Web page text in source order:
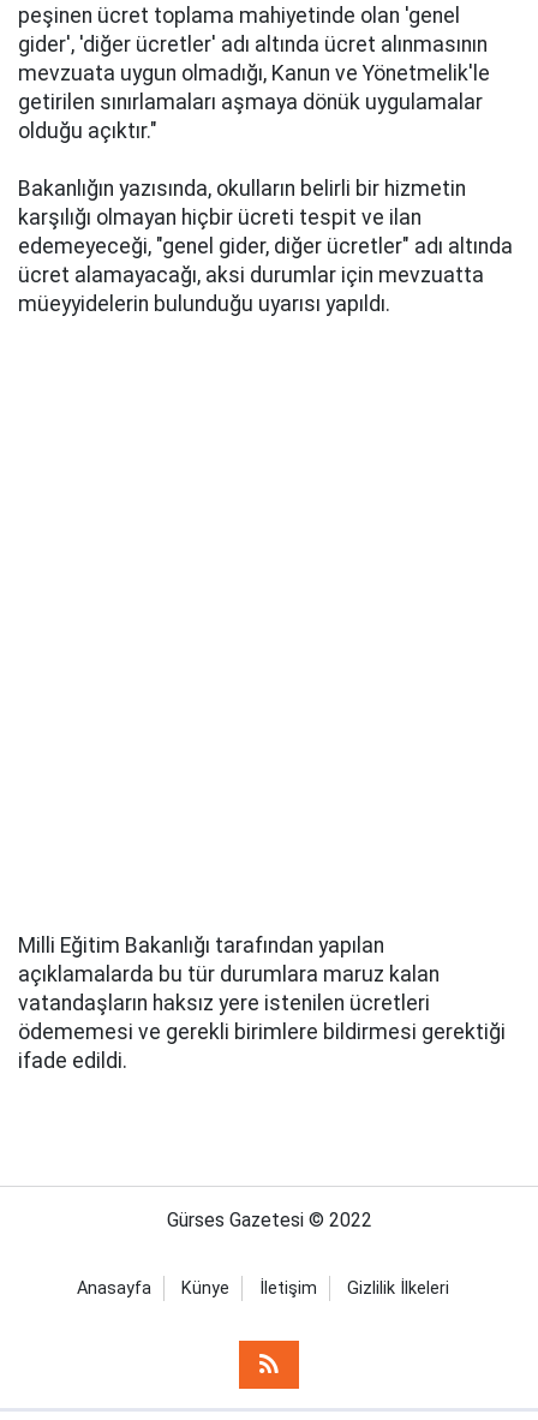
peşinen ücret toplama mahiyetinde olan 'genel
gider', 'diğer ücretler' adı altında ücret alınmasının
mevzuata uygun olmadığı, Kanun ve Yönetmelik'le
getirilen sınırlamaları aşmaya dönük uygulamalar
olduğu açıktır."
Bakanlığın yazısında, okulların belirli bir hizmetin
karşılığı olmayan hiçbir ücreti tespit ve ilan
edemeyeceği, "genel gider, diğer ücretler" adı altında
ücret alamayacağı, aksi durumlar için mevzuatta
müeyyidelerin bulunduğu uyarısı yapıldı.
Milli Eğitim Bakanlığı tarafından yapılan
açıklamalarda bu tür durumlara maruz kalan
vatandaşların haksız yere istenilen ücretleri
ödememesi ve gerekli birimlere bildirmesi gerektiği
ifade edildi.
Gürses Gazetesi © 2022
Anasayfa Künye İletişim Gizlilik İlkeleri